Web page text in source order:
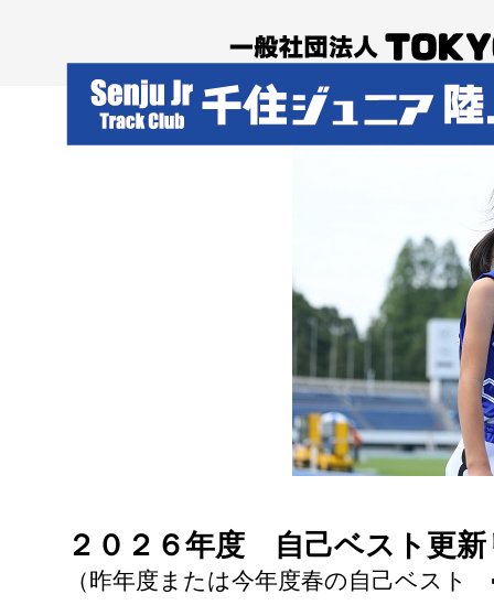
２０２６年度 自己ベスト更
（昨年度または今年度春の自己ベス